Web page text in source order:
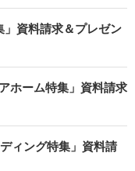
」資料請求＆プレゼン
ホーム特集」資料請求
ィング特集」資料請